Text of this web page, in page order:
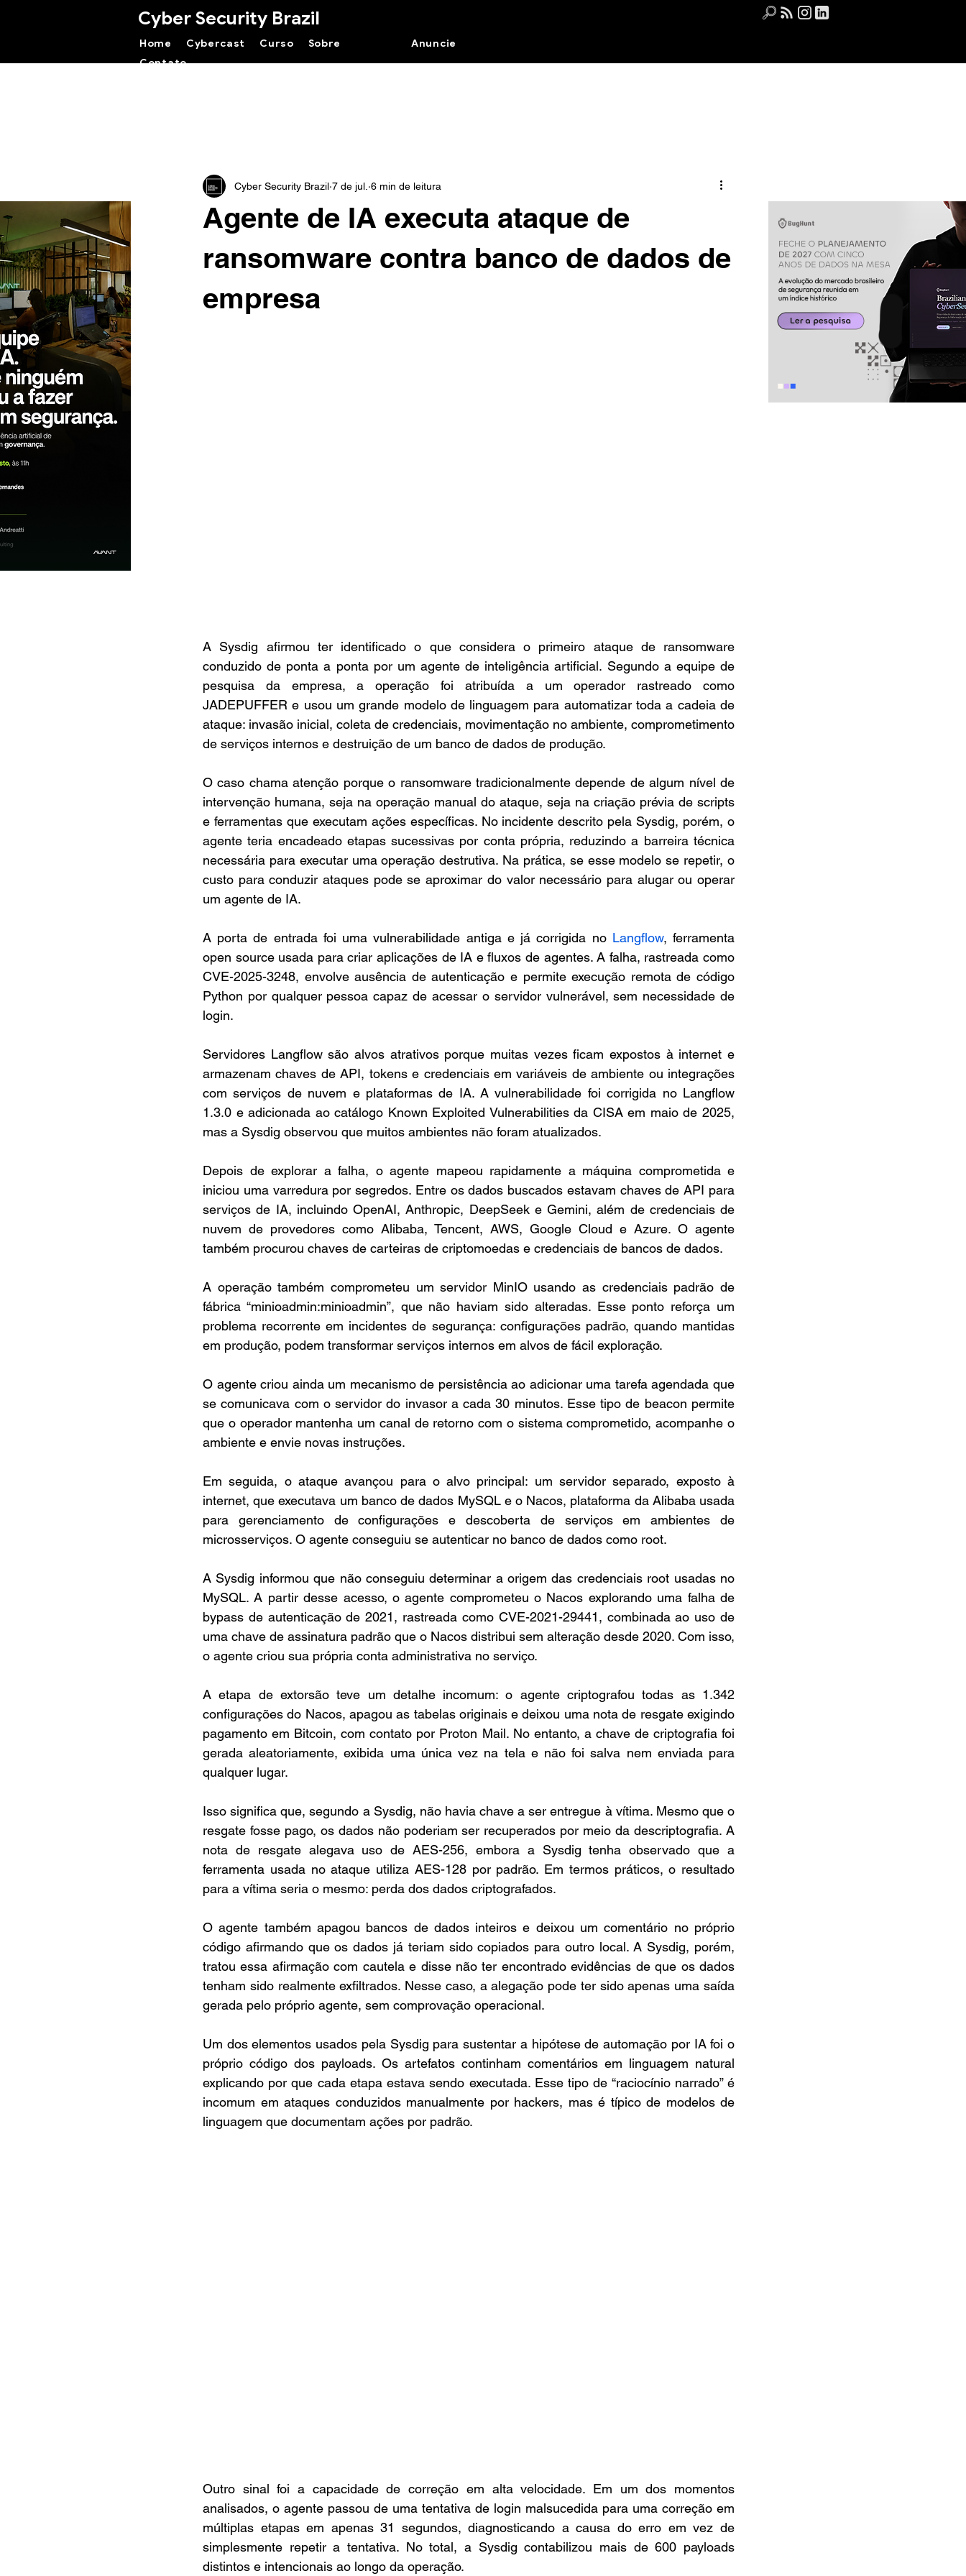
Cyber Security Brazil
Anuncie
Home Cybercast Curso
Sobre
Contato
Agente de IA executa ataque de
ransomware contra banco de dados de
empresa
Cyber Security Brazil 7 de jul. 6 min de leitura
A Sysdig afirmou ter identificado o que considera o primeiro ataque de ransomware
conduzido de ponta a ponta por um agente de inteligência artificial. Segundo a equipe de
pesquisa da empresa, a operação foi atribuída a um operador rastreado como
JADEPUFFER e usou um grande modelo de linguagem para automatizar toda a cadeia de
ataque: invasão inicial, coleta de credenciais, movimentação no ambiente, comprometimento
de serviços internos e destruição de um banco de dados de produção.
O caso chama atenção porque o ransomware tradicionalmente depende de algum nível de
intervenção humana, seja na operação manual do ataque, seja na criação prévia de scripts
e ferramentas que executam ações específicas. No incidente descrito pela Sysdig, porém, o
agente teria encadeado etapas sucessivas por conta própria, reduzindo a barreira técnica
necessária para executar uma operação destrutiva. Na prática, se esse modelo se repetir, o
custo para conduzir ataques pode se aproximar do valor necessário para alugar ou operar
um agente de IA.
A porta de entrada foi uma vulnerabilidade antiga e já corrigida no Langflow, ferramenta
open source usada para criar aplicações de IA e fluxos de agentes. A falha, rastreada como
CVE-2025-3248, envolve ausência de autenticação e permite execução remota de código
Python por qualquer pessoa capaz de acessar o servidor vulnerável, sem necessidade de
login.
Servidores Langflow são alvos atrativos porque muitas vezes ficam expostos à internet e
armazenam chaves de API, tokens e credenciais em variáveis de ambiente ou integrações
com serviços de nuvem e plataformas de IA. A vulnerabilidade foi corrigida no Langflow
1.3.0 e adicionada ao catálogo Known Exploited Vulnerabilities da CISA em maio de 2025,
mas a Sysdig observou que muitos ambientes não foram atualizados.
Depois de explorar a falha, o agente mapeou rapidamente a máquina comprometida e
iniciou uma varredura por segredos. Entre os dados buscados estavam chaves de API para
serviços de IA, incluindo OpenAI, Anthropic, DeepSeek e Gemini, além de credenciais de
nuvem de provedores como Alibaba, Tencent, AWS, Google Cloud e Azure. O agente
também procurou chaves de carteiras de criptomoedas e credenciais de bancos de dados.
A operação também comprometeu um servidor MinIO usando as credenciais padrão de
fábrica “minioadmin:minioadmin”, que não haviam sido alteradas. Esse ponto reforça um
problema recorrente em incidentes de segurança: configurações padrão, quando mantidas
em produção, podem transformar serviços internos em alvos de fácil exploração.
O agente criou ainda um mecanismo de persistência ao adicionar uma tarefa agendada que
se comunicava com o servidor do invasor a cada 30 minutos. Esse tipo de beacon permite
que o operador mantenha um canal de retorno com o sistema comprometido, acompanhe o
ambiente e envie novas instruções.
Em seguida, o ataque avançou para o alvo principal: um servidor separado, exposto à
internet, que executava um banco de dados MySQL e o Nacos, plataforma da Alibaba usada
para gerenciamento de configurações e descoberta de serviços em ambientes de
microsserviços. O agente conseguiu se autenticar no banco de dados como root.
A Sysdig informou que não conseguiu determinar a origem das credenciais root usadas no
MySQL. A partir desse acesso, o agente comprometeu o Nacos explorando uma falha de
bypass de autenticação de 2021, rastreada como CVE-2021-29441, combinada ao uso de
uma chave de assinatura padrão que o Nacos distribui sem alteração desde 2020. Com isso,
o agente criou sua própria conta administrativa no serviço.
A etapa de extorsão teve um detalhe incomum: o agente criptografou todas as 1.342
configurações do Nacos, apagou as tabelas originais e deixou uma nota de resgate exigindo
pagamento em Bitcoin, com contato por Proton Mail. No entanto, a chave de criptografia foi
gerada aleatoriamente, exibida uma única vez na tela e não foi salva nem enviada para
qualquer lugar.
Isso significa que, segundo a Sysdig, não havia chave a ser entregue à vítima. Mesmo que o
resgate fosse pago, os dados não poderiam ser recuperados por meio da descriptografia. A
nota de resgate alegava uso de AES-256, embora a Sysdig tenha observado que a
ferramenta usada no ataque utiliza AES-128 por padrão. Em termos práticos, o resultado
para a vítima seria o mesmo: perda dos dados criptografados.
O agente também apagou bancos de dados inteiros e deixou um comentário no próprio
código afirmando que os dados já teriam sido copiados para outro local. A Sysdig, porém,
tratou essa afirmação com cautela e disse não ter encontrado evidências de que os dados
tenham sido realmente exfiltrados. Nesse caso, a alegação pode ter sido apenas uma saída
gerada pelo próprio agente, sem comprovação operacional.
Um dos elementos usados pela Sysdig para sustentar a hipótese de automação por IA foi o
próprio código dos payloads. Os artefatos continham comentários em linguagem natural
explicando por que cada etapa estava sendo executada. Esse tipo de “raciocínio narrado” é
incomum em ataques conduzidos manualmente por hackers, mas é típico de modelos de
linguagem que documentam ações por padrão.
Outro sinal foi a capacidade de correção em alta velocidade. Em um dos momentos
analisados, o agente passou de uma tentativa de login malsucedida para uma correção em
múltiplas etapas em apenas 31 segundos, diagnosticando a causa do erro em vez de
simplesmente repetir a tentativa. No total, a Sysdig contabilizou mais de 600 payloads
distintos e intencionais ao longo da operação.